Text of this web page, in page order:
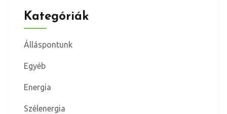
Kategóriák
Álláspontunk
Egyéb
Energia
Szélenergia